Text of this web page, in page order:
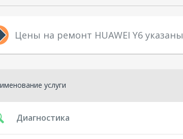
Цены на ремонт HUAWEI Y6 указаны
услуги
Диагностика